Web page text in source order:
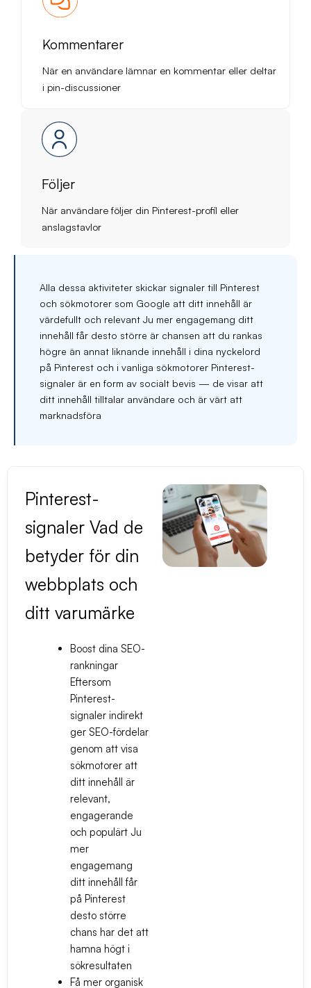
Kommentarer
När en användare lämnar en kommentar eller deltar
i pin-discussioner
Följer
När användare följer din Pinterest-profil eller
anslagstavlor
Alla dessa aktiviteter skickar signaler till Pinterest
och sökmotorer som Google att ditt innehåll är
värdefullt och relevant Ju mer engagemang ditt
innehåll får desto större är chansen att du rankas
högre än annat liknande innehåll i dina nyckelord
på Pinterest och i vanliga sökmotorer Pinterest-
signaler är en form av socialt bevis — de visar att
ditt innehåll tilltalar användare och är värt att
marknadsföra
Pinterest-
signaler Vad de
betyder för din
webbplats och
ditt varumärke
Boost dina SEO-
rankningar
Eftersom
Pinterest-
signaler indirekt
ger SEO-fördelar
genom att visa
sökmotorer att
ditt innehåll är
relevant,
engagerande
och populärt Ju
mer
engagemang
ditt innehåll får
på Pinterest
desto större
chans har det att
hamna högt i
sökresultaten
Få mer organisk